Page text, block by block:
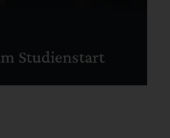
Studienstart